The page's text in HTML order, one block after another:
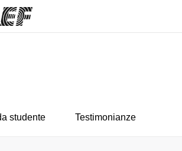
studente Testimonianze